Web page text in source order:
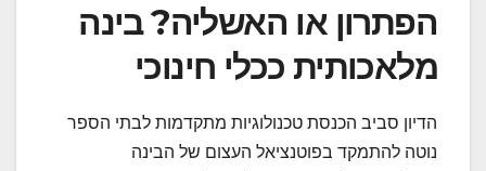
הפתרון או האשליה? בינה
מלאכותית ככלי חינוכי
הדיון סביב הכנסת טכנולוגיות מתקדמות לבתי הספר
נוטה להתמקד בפוטנציאל העצום של הבינה